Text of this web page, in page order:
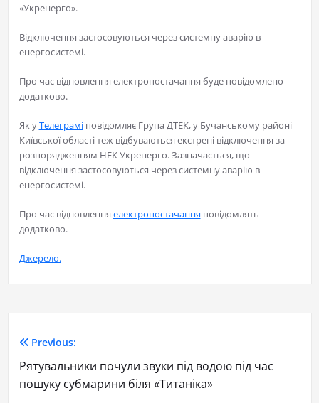
«Укренерго».
Відключення застосовуються через системну аварію в
енергосистемі.
Про час відновлення електропостачання буде повідомлено
додатково.
Як уТелеграміповідомляє Група ДТЕК, у Бучанському районі
Київської області теж відбуваються екстрені відключення за
розпорядженням НЕК Укренерго. Зазначається, що
відключення застосовуються через системну аварію в
енергосистемі.
Про час відновлення електропостачання повідомлять
додатково.
Джерело.
Previous:
Рятувальники почули звуки під водою під час
пошуку субмарини біля «Титаніка»